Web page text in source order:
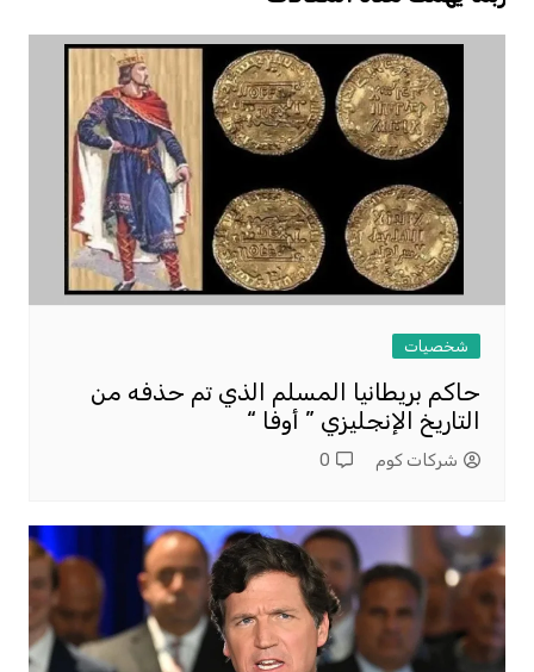
شخصيات
حاكم بريطانيا المسلم الذي تم حذفه من
التاريخ الإنجليزي ” أوفا “
شركات كوم 0